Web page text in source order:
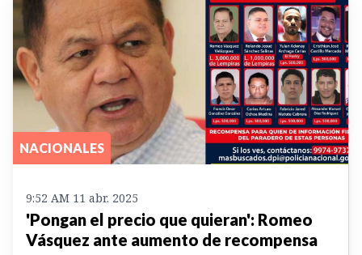
NACIONALES
9:52 AM 11 abr. 2025
'Pongan el precio que quieran': Romeo
Vásquez ante aumento de recompensa